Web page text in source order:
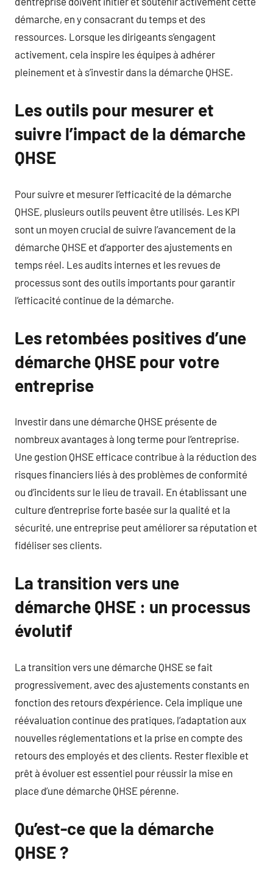
démarche, en y consacrant du temps et des
ressources. Lorsque les dirigeants s’engagent
activement, cela inspire les équipes à adhérer
pleinement et à s’investir dans la démarche QHSE.
Les outils pour mesurer et
suivre l’impact de la démarche
QHSE
Pour suivre et mesurer l’efficacité de la démarche
QHSE, plusieurs outils peuvent être utilisés. Les KPI
sont un moyen crucial de suivre l’avancement de la
démarche QHSE et d’apporter des ajustements en
temps réel. Les audits internes et les revues de
processus sont des outils importants pour garantir
l’efficacité continue de la démarche.
Les retombées positives d’une
démarche QHSE pour votre
entreprise
Investir dans une démarche QHSE présente de
nombreux avantages à long terme pour l’entreprise.
Une gestion QHSE efficace contribue à la réduction des
risques financiers liés à des problèmes de conformité
ou d’incidents sur le lieu de travail. En établissant une
culture d’entreprise forte basée sur la qualité et la
sécurité, une entreprise peut améliorer sa réputation et
fidéliser ses clients.
La transition vers une
démarche QHSE : un processus
évolutif
La transition vers une démarche QHSE se fait
progressivement, avec des ajustements constants en
fonction des retours d’expérience. Cela implique une
réévaluation continue des pratiques, l’adaptation aux
nouvelles réglementations et la prise en compte des
retours des employés et des clients. Rester flexible et
prêt à évoluer est essentiel pour réussir la mise en
place d’une démarche QHSE pérenne.
Qu’est-ce que la démarche
QHSE ?